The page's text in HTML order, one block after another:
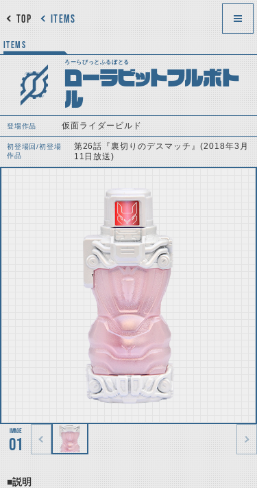
ITEMS
TOP
ITEMS
ろーらびっとふるぼとる
ローラビットフルボト
ル
登場作品 仮面ライダービルド
初登場回/初登場
作品
第26話『裏切りのデスマッチ』(2018年3月
11日放送)
01
■説明